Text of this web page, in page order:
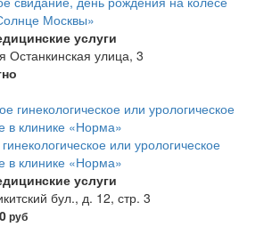
Москвы»
услуги
Останкинская улица, 3
или урологическое
в клинике «Норма»
услуги
бул., д. 12, стр. 3
руб